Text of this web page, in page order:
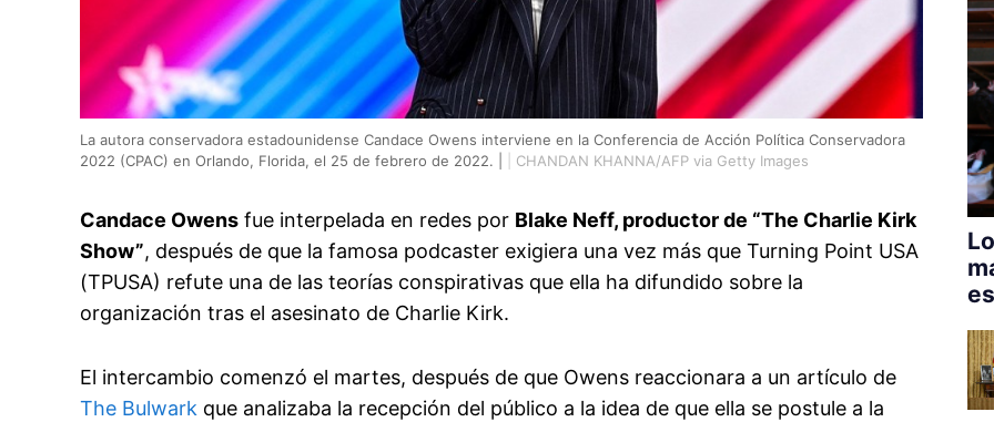
La autora conservadora estadounidense Candace Owens interviene en la Conferencia de Acción Política Conservadora
2022 (CPAC) en Orlando, Florida, el 25 de febrero de 2022. |
CHANDAN KHANNA/AFP via Getty Images
Candace Owens fue interpelada en redes por Blake Neff, productor de “The Charlie Kirk
Show”, después de que la famosa podcaster exigiera una vez más que Turning Point USA
(TPUSA) refute una de las teorías conspirativas que ella ha difundido sobre la
organización tras el asesinato de Charlie Kirk.
El intercambio comenzó el martes, después de que Owens reaccionara a un artículo de
The Bulwark que analizaba la recepción del público a la idea de que ella se postule a la